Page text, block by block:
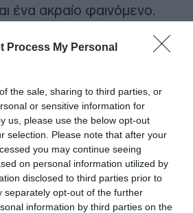
Process My Personal
the sale, sharing to third parties, or
or sensitive information for
us, please use the below opt-out
selection. Please note that after your
you may continue seeing
on personal information utilized by
disclosed to third parties prior to
separately opt-out of the further
information by third parties on the
ένα ακραίο φαινόμενο.
ποιότητα αέρα και
ενίσχυση της
ουσιαστική μείωση των
κάθε κίνδυνο
πάντα ένα βήμα
ανθεκτικότητααρχίζει
ταυτόχρονα τον
και την κοινωνική